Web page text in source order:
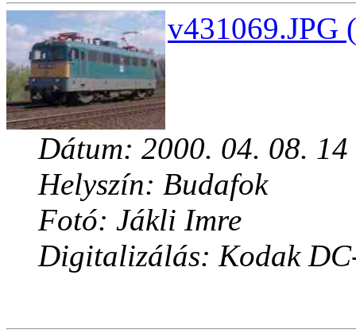
v431069.JPG
Dátum: 2000. 04. 08.
Helyszín: Budafok
Fotó: Jákli Imre
Digitalizálás: Kodak